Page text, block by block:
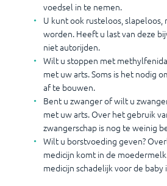
voedsel in te nemen.
U kunt ook rusteloos, slapeloos,
worden. Heeft u last van deze
niet autorijden.
Wilt u stoppen met
met uw arts. Soms is het nodig
af te bouwen.
Bent u zwanger of wilt u
met uw arts. Over het gebruik
zwangerschap is nog te weinig
Wilt u borstvoeding geven?
medicijn komt in de
medicijn schadelijk voor de baby